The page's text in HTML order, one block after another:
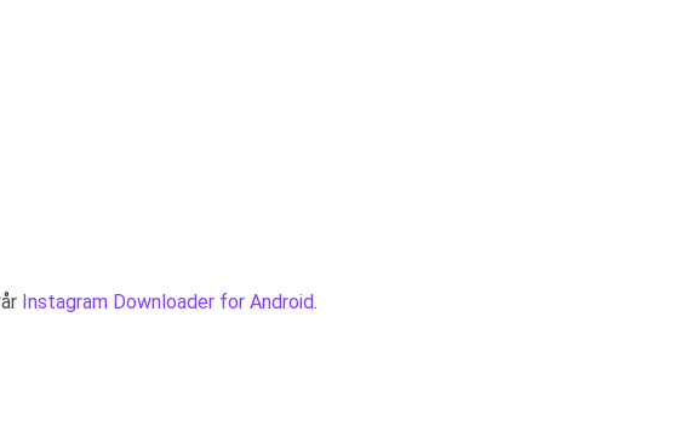
Instagram Downloader for Android.